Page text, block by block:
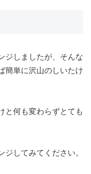
ジしましたが、そんな
簡単に沢山のしいたけ
と何も変わらずとても
してみてください。